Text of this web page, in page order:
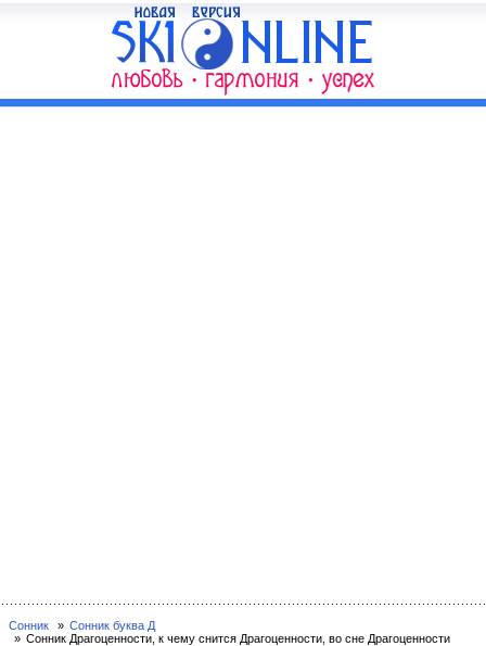
Сонник
Сонник буква Д
Сонник Драгоценности, к чему снится Драгоценности, во сне Драгоценности